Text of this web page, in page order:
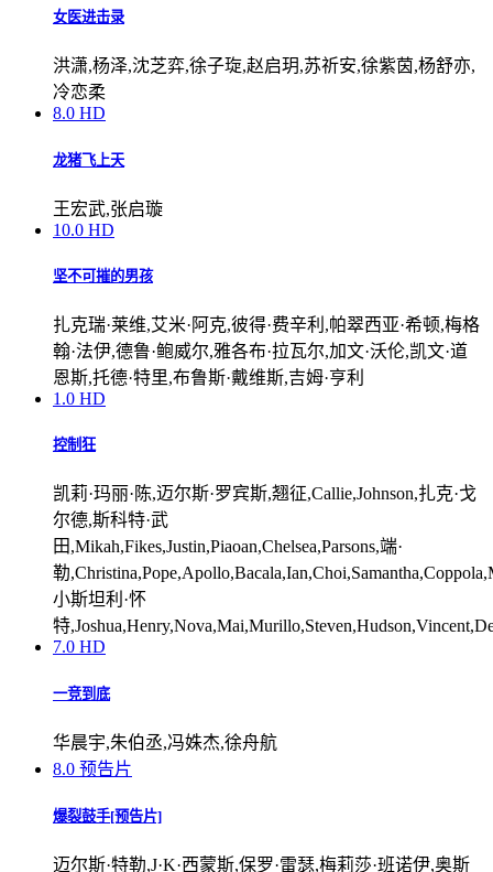
女医进击录
洪潇,杨泽,沈芝弈,徐子琁,赵启玥,苏祈安,徐紫茵,杨舒亦,
冷恋柔
8.0 HD
龙猪飞上天
王宏武,张启璇
10.0 HD
坚不可摧的男孩
扎克瑞·莱维,艾米·阿克,彼得·费辛利,帕翠西亚·希顿,梅格
翰·法伊,德鲁·鲍威尔,雅各布·拉瓦尔,加文·沃伦,凯文·道
恩斯,托德·特里,布鲁斯·戴维斯,吉姆·亨利
1.0 HD
控制狂
凯莉·玛丽·陈,迈尔斯·罗宾斯,翘征,Callie,Johnson,扎克·戈
尔德,斯科特·武
田,Mikah,Fikes,Justin,Piaoan,Chelsea,Parsons,端·
勒
小斯坦利·怀
特
7.0 HD
一竞到底
华晨宇,朱伯丞,冯姝杰,徐舟航
8.0 预告片
爆裂鼓手[预告片]
迈尔斯·特勒,J·K·西蒙斯,保罗·雷瑟,梅莉莎·班诺伊,奥斯